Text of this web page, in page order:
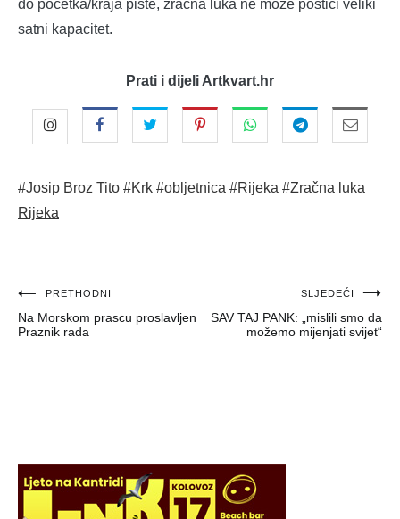
do početka/kraja piste, zračna luka ne može postići veliki
satni kapacitet.
Prati i dijeli Artkvart.hr
#Josip Broz Tito #Krk #obljetnica #Rijeka #Zračna luka
Rijeka
Navigacija
objava
PRETHODNI
Na Morskom prascu proslavljen
Praznik rada
SLJEDEĆI
SAV TAJ PANK: „mislili smo da
možemo mijenjati svijet“